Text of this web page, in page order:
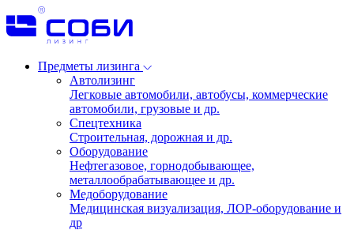
Предметы лизинга
Автолизинг
Легковые автомобили, автобусы, коммерческие
автомобили, грузовые и др.
Спецтехника
Строительная, дорожная и др.
Оборудование
Нефтегазовое, горнодобывающее,
металлообрабатывающее и др.
Медоборудование
Медицинская визуализация, ЛОР-оборудование и
др